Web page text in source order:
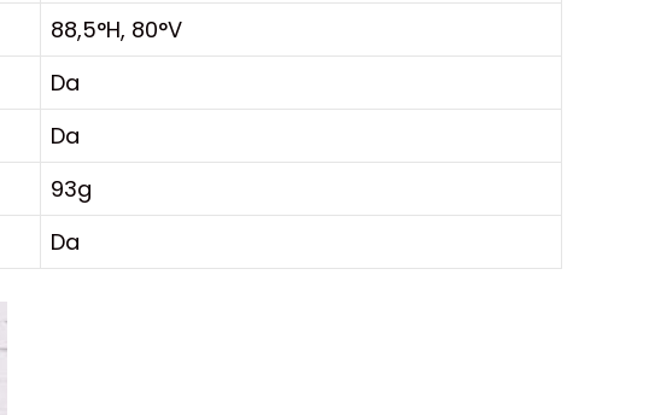
88,5°H, 80°V
Da
Da
93g
Da